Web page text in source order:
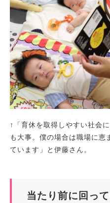
↑「育休を取得しやすい社会
も大事。僕の場合は職場に恵
ています」と伊藤さん。
当たり前に回っ